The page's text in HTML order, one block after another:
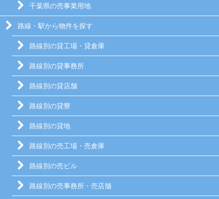
千葉県の売事業用地
路線・駅から物件を探す
路線別の貸工場・貸倉庫
路線別の貸事務所
路線別の貸店舗
路線別の貸寮
路線別の貸地
路線別の売工場・売倉庫
路線別の売ビル
路線別の売事務所・売店舗